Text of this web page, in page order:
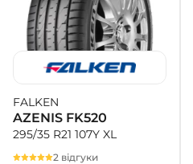
FALKEN
AZENIS FK520
295/35 R21 107Y XL
2 відгуки